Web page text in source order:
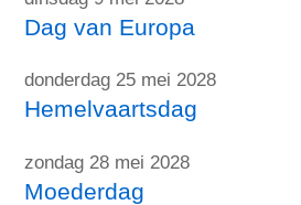
Dag van Europa
donderdag 25 mei 2028
Hemelvaartsdag
zondag 28 mei 2028
Moederdag